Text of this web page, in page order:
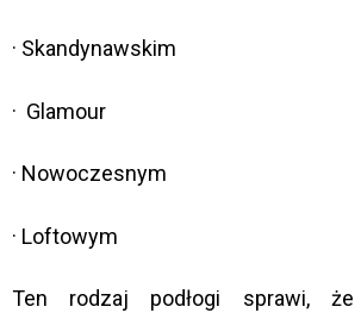
· Skandynawskim
· Glamour
· Nowoczesnym
· Loftowym
Ten rodzaj podłogi sprawi,